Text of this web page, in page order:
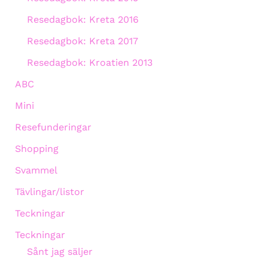
Resedagbok: Kreta 2016
Resedagbok: Kreta 2017
Resedagbok: Kroatien 2013
ABC
Mini
Resefunderingar
Shopping
Svammel
Tävlingar/listor
Teckningar
Teckningar
Sånt jag säljer